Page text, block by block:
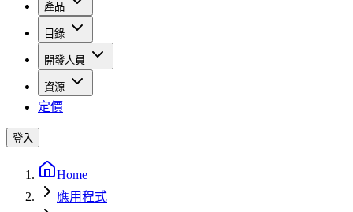
產品
目錄
開發人員
資源
定價
登入
Home
應用程式